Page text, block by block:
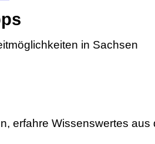
in Sachsen
erfahre Wissenswertes